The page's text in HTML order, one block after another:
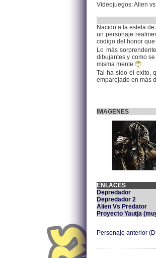
Videojuegos: Alien
Nacido a la estela
un personaje
codigo del honor
Lo más
dibujantes y como
misma mente.
Tal ha sido el exito,
emparejado en más
IMAGENES
ENLACES
Depredador
Depredador 2
Alien Vs Predator
Proyecto Yautja
Personaje anterior